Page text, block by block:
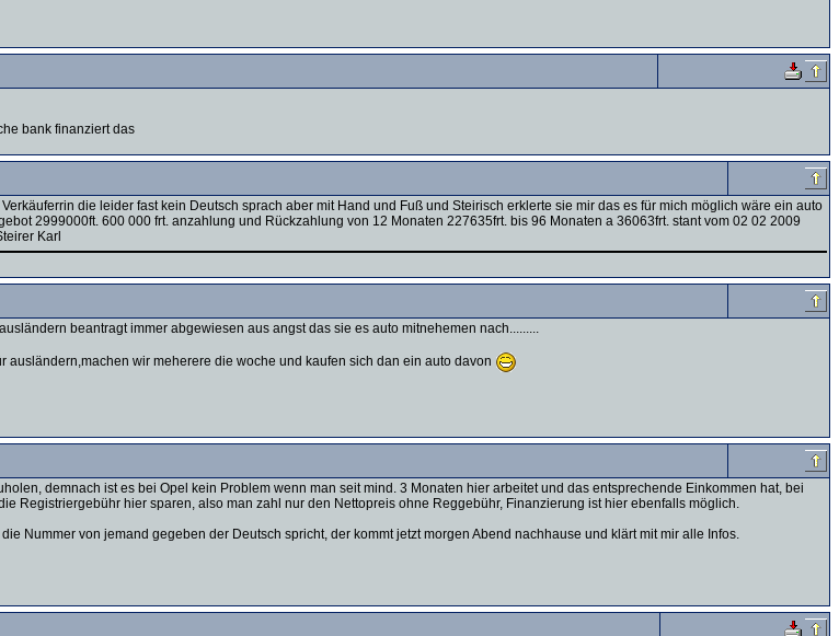
bank finanziert das
die leider fast kein Deutsch sprach aber mit Hand und Fuß und Steirisch erklerte sie mir das es für mich möglich wäre ein auto
2999000ft. 600 000 frt. anzahlung und Rückzahlung von 12 Monaten 227635frt. bis 96 Monaten a 36063frt. stant vom 02 02 2009
Karl
beantragt immer abgewiesen aus angst das sie es auto mitnehemen nach.........
wir meherere die woche und kaufen sich dan ein auto davon
demnach ist es bei Opel kein Problem wenn man seit mind. 3 Monaten hier arbeitet und das entsprechende Einkommen hat, bei
Registriergebühr hier sparen, also man zahl nur den Nettopreis ohne Reggebühr, Finanzierung ist hier ebenfalls möglich.
Nummer von jemand gegeben der Deutsch spricht, der kommt jetzt morgen Abend nachhause und klärt mit mir alle Infos.